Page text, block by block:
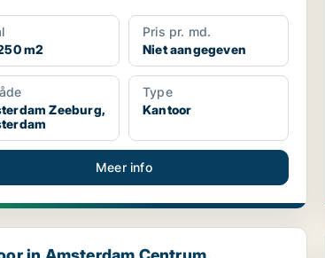
m2
Pris pr. md.
Niet aangegeven
Zeeburg,
Type
Kantoor
Meer info
Amsterdam Centrum, Amsterdam